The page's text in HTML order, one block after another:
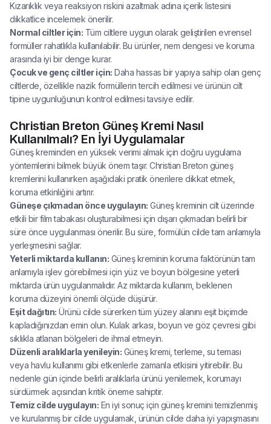
Kızarıklık veya reaksiyon riskini azaltmak adına içerik listesini
dikkatlice incelemek önerilir.
Normal ciltler için: Tüm ciltlere uygun olarak geliştirilen evrensel
formüller rahatlıkla kullanılabilir. Bu ürünler, nem dengesi ve koruma
arasında iyi bir denge kurar.
Çocuk ve genç ciltler için: Daha hassas bir yapıya sahip olan genç
ciltlerde, özellikle nazik formüllerin tercih edilmesi ve ürünün cilt
tipine uygunluğunun kontrol edilmesi tavsiye edilir.
Christian Breton Güneş Kremi Nasıl
Kullanılmalı? En İyi Uygulamalar
Güneş kreminden en yüksek verimi almak için doğru uygulama
yöntemlerini bilmek büyük önem taşır. Christian Breton güneş
kremlerini kullanırken aşağıdaki pratik önerilere dikkat etmek,
koruma etkinliğini artırır.
Güneşe çıkmadan önce uygulayın: Güneş kreminin cilt üzerinde
etkili bir film tabakası oluşturabilmesi için dışarı çıkmadan belirli bir
süre önce uygulanması önerilir. Bu süre, formülün cilde tam anlamıyla
yerleşmesini sağlar.
Yeterli miktarda kullanın: Güneş kreminin koruma faktörünün tam
anlamıyla işlev görebilmesi için yüz ve boyun bölgesine yeterli
miktarda ürün uygulanmalıdır. Az miktarda kullanım, beklenen
koruma düzeyini önemli ölçüde düşürür.
Eşit dağıtın: Ürünü cilde sürerken tüm yüzey alanını eşit biçimde
kapladığınızdan emin olun. Kulak arkası, boyun ve göz çevresi gibi
sıklıkla atlanan bölgeleri de ihmal etmeyin.
Düzenli aralıklarla yenileyin: Güneş kremi, terleme, su teması
veya havlu kullanımı gibi etkenlerle zamanla etkisini yitirebilir. Bu
nedenle gün içinde belirli aralıklarla ürünü yenilemek, korumayı
sürdürmek açısından kritik öneme sahiptir.
Temiz cilde uygulayın: En iyi sonuç için güneş kremini temizlenmiş
ve kurulanmış bir cilde uygulamak, ürünün cilde daha iyi yapışmasını